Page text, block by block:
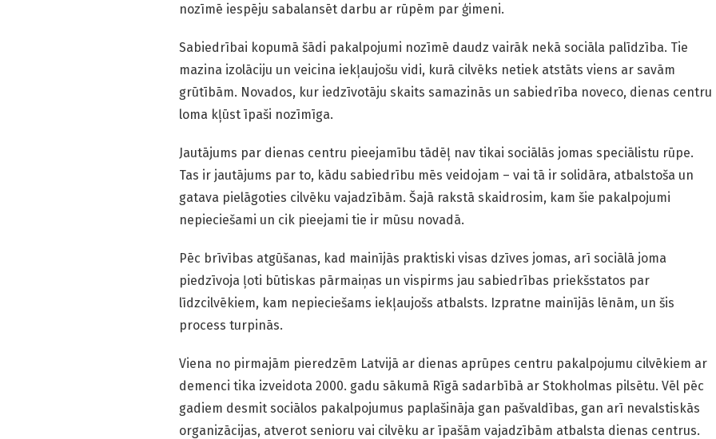
nozīmē iespēju sabalansēt darbu ar rūpēm par ģimeni.
Sabiedrībai kopumā šādi pakalpojumi nozīmē daudz vairāk nekā sociāla palīdzība. Tie
mazina izolāciju un veicina iekļaujošu vidi, kurā cilvēks netiek atstāts viens ar savām
grūtībām. Novados, kur iedzīvotāju skaits samazinās un sabiedrība noveco, dienas centru
loma kļūst īpaši nozīmīga.
Jautājums par dienas centru pieejamību tādēļ nav tikai sociālās jomas speciālistu rūpe.
Tas ir jautājums par to, kādu sabiedrību mēs veidojam – vai tā ir solidāra, atbalstoša un
gatava pielāgoties cilvēku vajadzībām. Šajā rakstā skaidrosim, kam šie pakalpojumi
nepieciešami un cik pieejami tie ir mūsu novadā.
Pēc brīvības atgūšanas, kad mainījās praktiski visas dzīves jomas, arī sociālā joma
piedzīvoja ļoti būtiskas pārmaiņas un vispirms jau sabiedrības priekšstatos par
līdzcilvēkiem, kam nepieciešams iekļaujošs atbalsts. Izpratne mainījās lēnām, un šis
process turpinās.
Viena no pirmajām pieredzēm Latvijā ar dienas aprūpes centru pakalpojumu cilvēkiem ar
demenci tika izveidota 2000. gadu sākumā Rīgā sadarbībā ar Stokholmas pilsētu. Vēl pēc
gadiem desmit sociālos pakalpojumus paplašināja gan pašvaldības, gan arī nevalstiskās
organizācijas, atverot senioru vai cilvēku ar īpašām vajadzībām atbalsta dienas centrus.